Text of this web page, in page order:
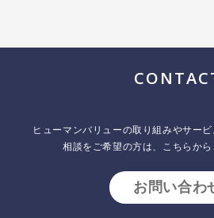
ヒューマンバリューの取り組みやサービ
相談をご希望の方は、こちらから
お問い合わ